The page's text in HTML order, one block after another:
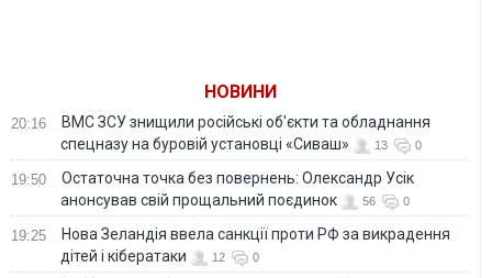
НОВИНИ
20:16
ВМС ЗСУ знищили російські об'єкти та обладнання
спецназу на буровій установці «Сиваш»
13 0
19:50
Остаточна точка без повернень: Олександр Усік
анонсував свій прощальний поєдинок
56 0
19:25
Нова Зеландія ввела санкції проти РФ за викрадення
дітей і кібератаки
12 0